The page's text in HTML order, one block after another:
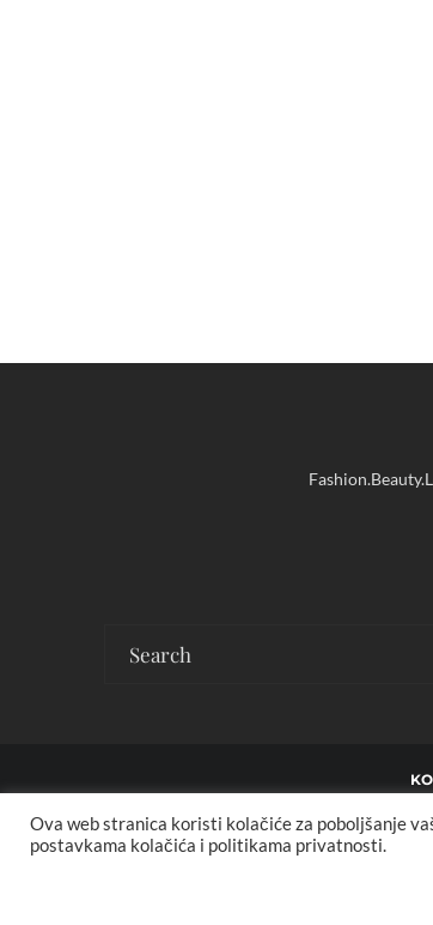
Ova web stranica koristi kolačiće za poboljšanje
postavkama kolačića i politikama privatnosti.